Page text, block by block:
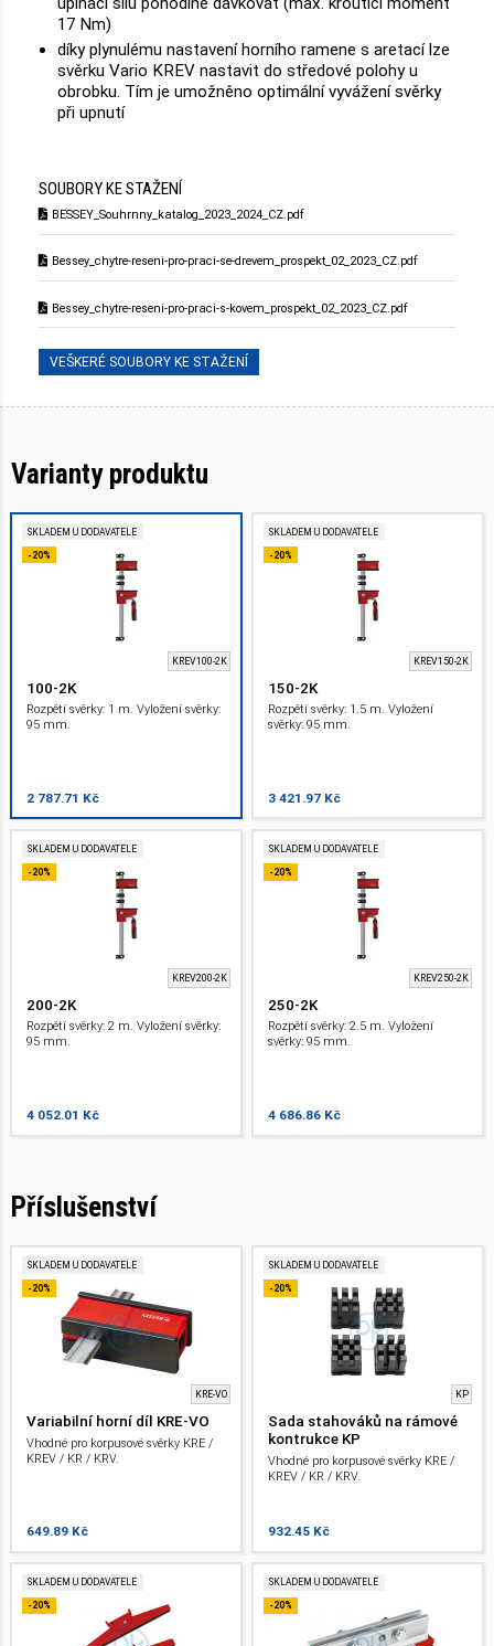
17 Nm)
díky plynulému nastavení horního ramene s aretací lze
svěrku Vario KREV nastavit do středové polohy u
obrobku. Tím je umožněno optimální vyvážení svěrky
při upnutí
SOUBORY KE STAŽENÍ
BESSEY_Souhrnny_katalog_2023_2024_CZ.pdf
Bessey_chytre-reseni-pro-praci-se-drevem_prospekt_02_2023_CZ.pdf
Bessey_chytre-reseni-pro-praci-s-kovem_prospekt_02_2023_CZ.pdf
VEŠKERÉ SOUBORY KE STAŽENÍ
Varianty produktu
SKLADEM U DODAVATELE
-20%
KREV100-2K
100-2K
Rozpětí svěrky: 1 m. Vyložení svěrky:
95 mm.
2 787.71 Kč
SKLADEM U DODAVATELE
-20%
KREV150-2K
150-2K
Rozpětí svěrky: 1.5 m. Vyložení
svěrky: 95 mm.
3 421.97 Kč
SKLADEM U DODAVATELE
-20%
KREV200-2K
200-2K
Rozpětí svěrky: 2 m. Vyložení svěrky:
95 mm.
4 052.01 Kč
SKLADEM U DODAVATELE
-20%
KREV250-2K
250-2K
Rozpětí svěrky: 2.5 m. Vyložení
svěrky: 95 mm.
4 686.86 Kč
Příslušenství
SKLADEM U DODAVATELE
-20%
KRE-VO
Variabilní horní díl KRE-VO
Vhodné pro korpusové svěrky KRE /
KREV / KR / KRV.
649.89 Kč
SKLADEM U DODAVATELE
-20%
KP
Sada stahováků na rámové
kontrukce KP
Vhodné pro korpusové svěrky KRE /
KREV / KR / KRV.
932.45 Kč
SKLADEM U DODAVATELE
-20%
SKLADEM U DODAVATELE
-20%